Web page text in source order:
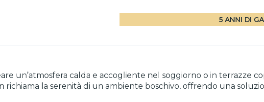
5 ANNI DI
un’atmosfera calda e accogliente nel soggiorno o in terrazze
richiama la serenità di un ambiente boschivo, offrendo una